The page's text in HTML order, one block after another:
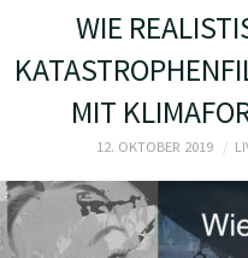
WIE
MIT
12. OKTOBER 2019